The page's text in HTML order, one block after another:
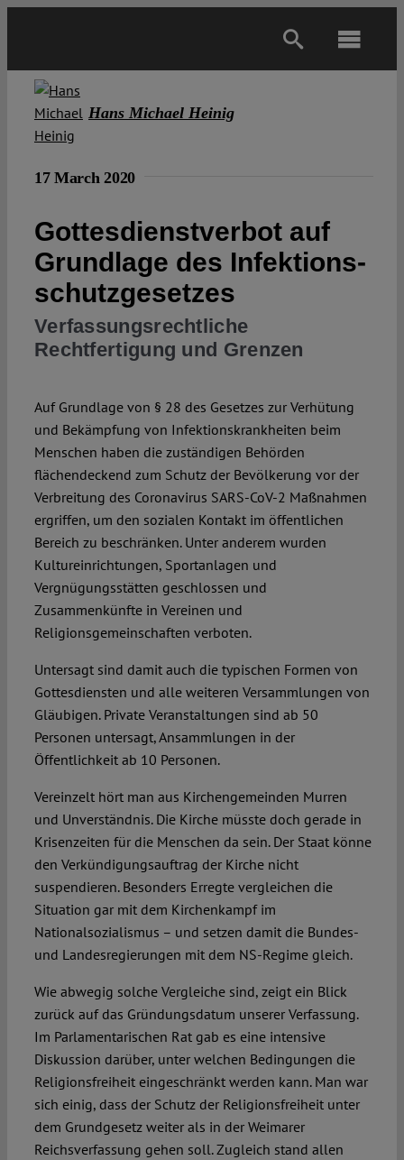
Open Access
Authors
Hans Michael Heinig
17 March 2020
Gottesdienstverbot auf
Grundlage des Infektions­
schutz­gesetzes
Verfassungsrechtliche
Rechtfertigung und Grenzen
Auf Grundlage von § 28 des Gesetzes zur Verhütung
und Bekämpfung von Infektionskrankheiten beim
Menschen haben die zuständigen Behörden
flächendeckend zum Schutz der Bevölkerung vor der
Verbreitung des Coronavirus SARS-CoV-2 Maßnahmen
ergriffen, um den sozialen Kontakt im öffentlichen
Bereich zu beschränken. Unter anderem wurden
Kultureinrichtungen, Sportanlagen und
Vergnügungsstätten geschlossen und
Zusammenkünfte in Vereinen und
Religionsgemeinschaften verboten.
Untersagt sind damit auch die typischen Formen von
Gottesdiensten und alle weiteren Versammlungen von
Gläubigen. Private Veranstaltungen sind ab 50
Personen untersagt, Ansammlungen in der
Öffentlichkeit ab 10 Personen.
Vereinzelt hört man aus Kirchengemeinden Murren
und Unverständnis. Die Kirche müsste doch gerade in
Krisenzeiten für die Menschen da sein. Der Staat könne
den Verkündigungsauftrag der Kirche nicht
suspendieren. Besonders Erregte vergleichen die
Situation gar mit dem Kirchenkampf im
Nationalsozialismus – und setzen damit die Bundes-
und Landesregierungen mit dem NS-Regime gleich.
Wie abwegig solche Vergleiche sind, zeigt ein Blick
zurück auf das Gründungsdatum unserer Verfassung.
Im Parlamentarischen Rat gab es eine intensive
Diskussion darüber, unter welchen Bedingungen die
Religionsfreiheit eingeschränkt werden kann. Man war
sich einig, dass der Schutz der Religionsfreiheit unter
dem Grundgesetz weiter als in der Weimarer
Reichsverfassung gehen soll. Zugleich stand allen